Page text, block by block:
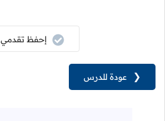
إحفظ تقدمي
❮ عودة للدرس